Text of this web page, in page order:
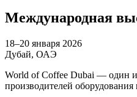
Международная
18–20 января 2026
Дубай, ОАЭ
World of Coffee Dubai — один
производителей